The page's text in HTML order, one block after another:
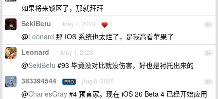
如果将来锁区了，那就拜拜
93
SekiBetu May 1, 2023 1
@Leonard 那 IOS 系统也太烂了，是我高看苹果了
94
Leonard May 1, 2023
@SekiBetu #93 毕竟没对比就没伤害，好也是衬托出来的
95
383394544 PRO Aug 6, 2025
@CharlesGray #4 预言家。现在 iOS 26 Beta 4 已经开始应用